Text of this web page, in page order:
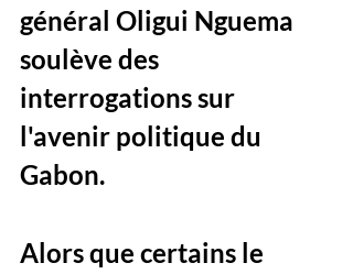
général Oligui Nguema
soulève des
interrogations sur
l'avenir politique du
Gabon.
Alors que certains le